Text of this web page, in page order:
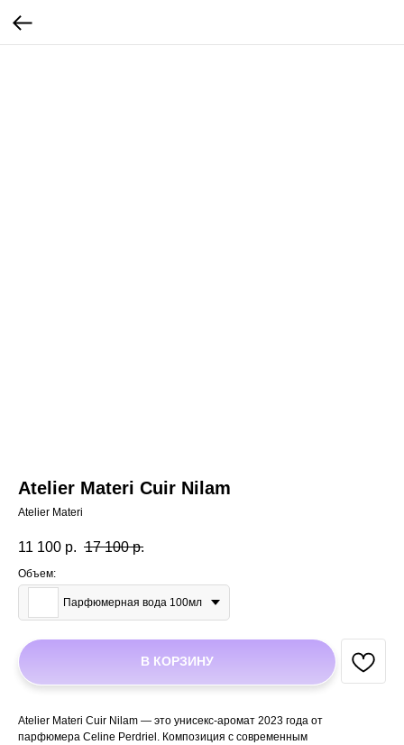
Atelier Materi Cuir Nilam
Atelier Materi
11 100 р. 17 100 р.
Объем:
Парфюмерная вода 100мл
В КОРЗИНУ
Atelier Materi Cuir Nilam — это унисекс-аромат 2023 года от
парфюмера Celine Perdriel. Композиция с современным